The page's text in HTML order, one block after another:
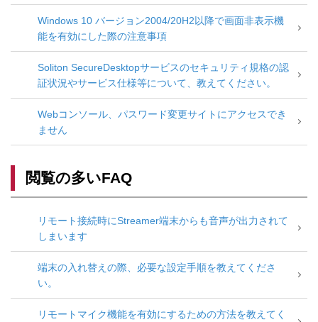
Windows 10 バージョン2004/20H2以降で画面非表示機
能を有効にした際の注意事項
Soliton SecureDesktopサービスのセキュリティ規格の認
証状況やサービス仕様等について、教えてください。
Webコンソール、パスワード変更サイトにアクセスでき
ません
閲覧の多いFAQ
リモート接続時にStreamer端末からも音声が出力されて
しまいます
端末の入れ替えの際、必要な設定手順を教えてくださ
い。
リモートマイク機能を有効にするための方法を教えてく